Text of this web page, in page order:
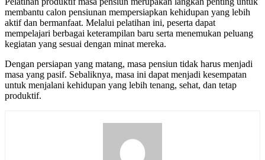
membantu calon pensiunan mempersiapkan kehidupan yang lebih
aktif dan bermanfaat. Melalui pelatihan ini, peserta dapat
mempelajari berbagai keterampilan baru serta menemukan peluang
kegiatan yang sesuai dengan minat mereka.
Dengan persiapan yang matang, masa pensiun tidak harus menjadi
masa yang pasif. Sebaliknya, masa ini dapat menjadi kesempatan
untuk menjalani kehidupan yang lebih tenang, sehat, dan tetap
produktif.